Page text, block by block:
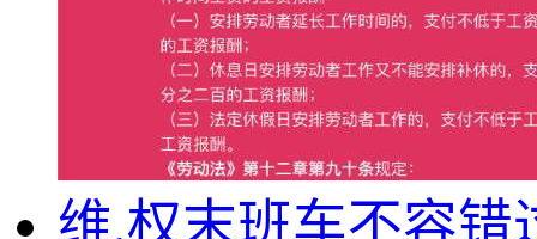
维.权末班车不容错